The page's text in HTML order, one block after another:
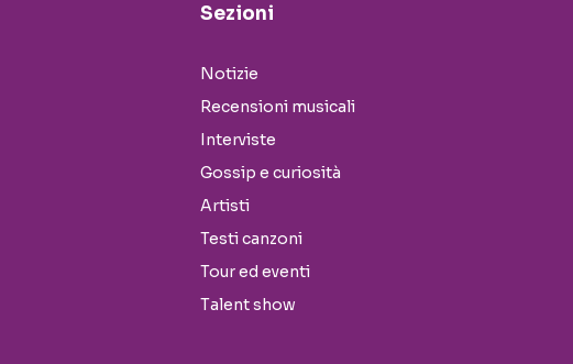
Sezioni
Notizie
Recensioni musicali
Interviste
Gossip e curiosità
Artisti
Testi canzoni
Tour ed eventi
Talent show